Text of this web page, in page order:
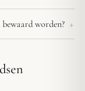
worden?